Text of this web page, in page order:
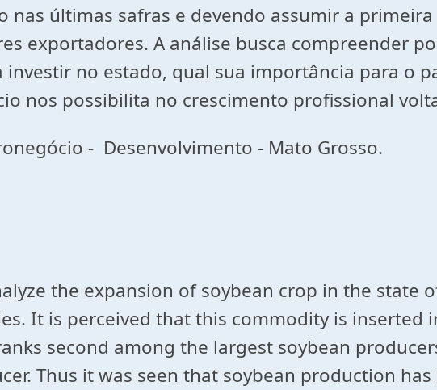
nas últimas safras e devendo assumir a
exportadores. A análise busca compreender
investir no estado, qual sua importância para o
nos possibilita no crescimento profissional
- Desenvolvimento - Mato Grosso.
the expansion of soybean crop in the state
It is perceived that this commodity is
second among the largest soybean
Thus it was seen that soybean production